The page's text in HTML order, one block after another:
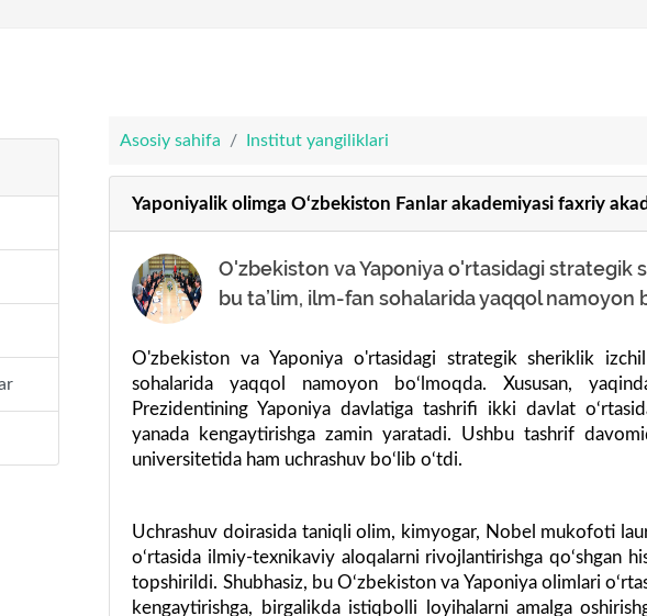
Asosiy sahifa Institut yangiliklari
Yaponiyalik olimga O‘zbekiston Fanlar akademiyasi faxriy
O'zbekiston va Yaponiya o'rtasidagi strategik
bu ta’lim, ilm-fan sohalarida yaqqol namoyon
O'zbekiston va Yaponiya o'rtasidagi strategik sheriklik
sohalarida yaqqol namoyon bo‘lmoqda. Xususan,
Prezidentining Yaponiya davlatiga tashrifi ikki davlat
yanada kengaytirishga zamin yaratadi. Ushbu tashrif
universitetida ham uchrashuv bo‘lib o‘tdi.
Uchrashuv doirasida taniqli olim, kimyogar, Nobel mukofoti
o‘rtasida ilmiy-texnikaviy aloqalarni rivojlantirishga qo‘shgan
topshirildi. Shubhasiz, bu O‘zbekiston va Yaponiya olimlari
kengaytirishga, birgalikda istiqbolli loyihalarni amalga